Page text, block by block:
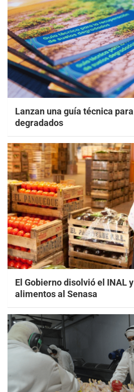
Lanzan una guía técnica
degradados
El Gobierno disolvió el INAL
alimentos al Senasa